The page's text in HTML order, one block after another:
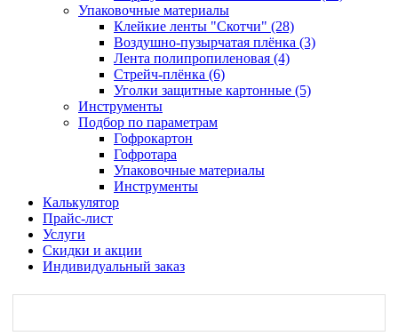
Упаковочные материалы
Клейкие ленты "Скотчи" (28)
Воздушно-пузырчатая плёнка (3)
Лента полипропиленовая (4)
Стрейч-плёнка (6)
Уголки защитные картонные (5)
Инструменты
Подбор по параметрам
Гофрокартон
Гофротара
Упаковочные материалы
Инструменты
Калькулятор
Прайс-лист
Услуги
Скидки и акции
Индивидуальный заказ